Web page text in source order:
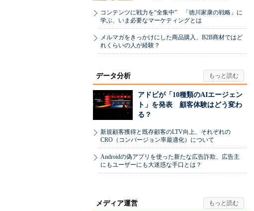
コンテンツに戦力を“全集中” 「徳川家康の戦略」に
学ぶ、いま必要なマーケティングとは
メルマガをきっかけにした商品購入、B2B商材ではど
れくらいの人が経験？
データ分析
アドビが「10種類のAIエージェン
ト」を発表 顧客体験はどう変わ
る？
新規顧客獲得と既存顧客のLTV向上、それぞれの
CRO（コンバージョン率最適化）について
Androidの偽アプリを使った新たな広告詐欺、広告主
にもユーザーにも大迷惑な手口とは？
メディア運営